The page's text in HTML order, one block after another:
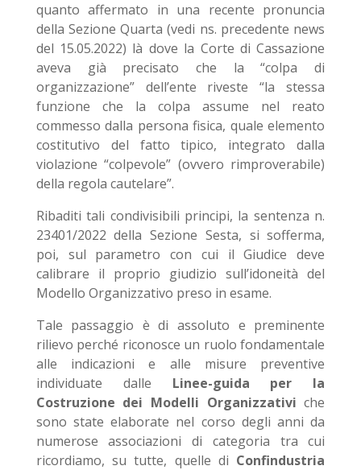
quanto affermato in una recente pronuncia
della Sezione Quarta (vedi ns. precedente news
del 15.05.2022) là dove la Corte di Cassazione
aveva già precisato che la “colpa di
organizzazione” dell’ente riveste “la stessa
funzione che la colpa assume nel reato
commesso dalla persona fisica, quale elemento
costitutivo del fatto tipico, integrato dalla
violazione “colpevole” (ovvero rimproverabile)
della regola cautelare”.
Ribaditi tali condivisibili principi, la sentenza n.
23401/2022 della Sezione Sesta, si sofferma,
poi, sul parametro con cui il Giudice deve
calibrare il proprio giudizio sull’idoneità del
Modello Organizzativo preso in esame.
Tale passaggio è di assoluto e preminente
rilievo perché riconosce un ruolo fondamentale
alle indicazioni e alle misure preventive
individuate dalle Linee-guida per la
Costruzione dei Modelli Organizzativiche
sono state elaborate nel corso degli anni da
numerose associazioni di categoria tra cui
ricordiamo, su tutte, quelle di Confindustria